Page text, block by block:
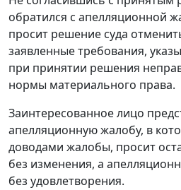
обратился с апелляционной
просит решение суда
заявленные требования,
при принятии решения
нормы материального права.
Заинтересованное лицо
апелляционную жалобу, в
доводами жалобы, просит
без изменения, а
без удовлетворения.